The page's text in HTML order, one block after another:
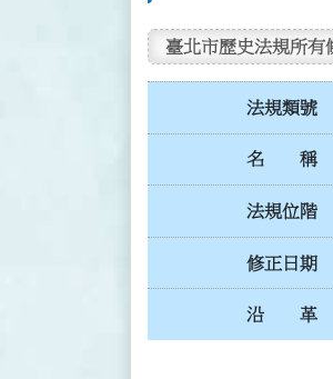
臺北市歷史法規所有
法規類號
名 稱
法規位階
修正日期
沿 革